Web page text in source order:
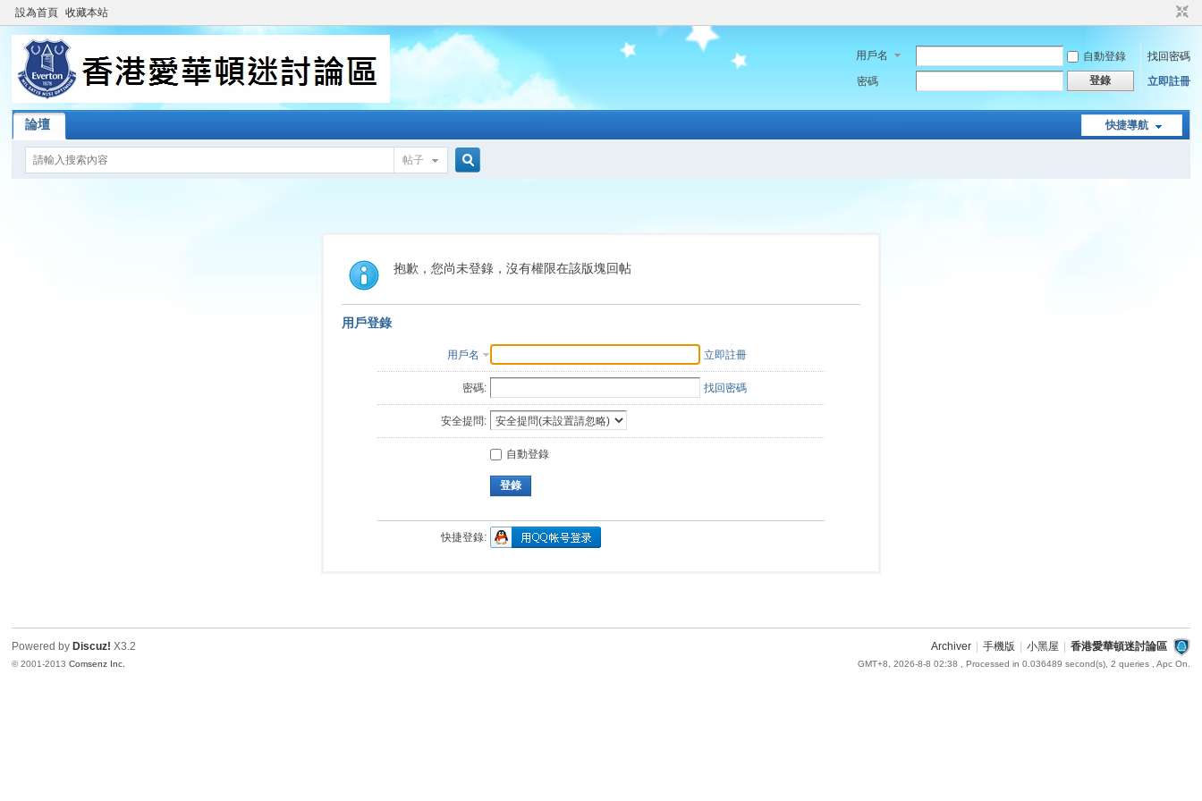
設為首頁 收藏本站
用戶名 自動登錄
找回密碼
密碼
登錄 立即註冊
快捷導航
論壇
帖子
索
抱歉，您尚未登錄，沒有權限在該版塊回帖
用戶登錄
用戶名 立即註冊
密碼: 找回密碼
安全提問:
自動登錄
登錄
快捷登錄:
Archiver 手機版 小黑屋 香港愛華頓迷討論區
GMT+8, 2026-8-8 02:38 , Processed in 0.036489 second(s), 2 queries , Apc On.
Powered by Discuz! X3.2
© 2001-2013Comsenz Inc.